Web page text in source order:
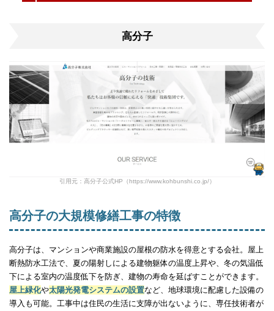
高分子
引用元：高分子公式HP（https://www.kohbunshi.co.jp/）
高分子の大規模修繕工事の特徴
高分子は、マンションや商業施設の屋根の防水を得意とする会社。屋上
断熱防水工法で、夏の陽射しによる建物躯体の温度上昇や、冬の気温低
下による室内の温度低下を防ぎ、建物の寿命を延ばすことができます。
屋上緑化や太陽光発電システムの設置など、地球環境に配慮した設備の
導入も可能。工事中は住民の生活に支障が出ないように、専任技術者が